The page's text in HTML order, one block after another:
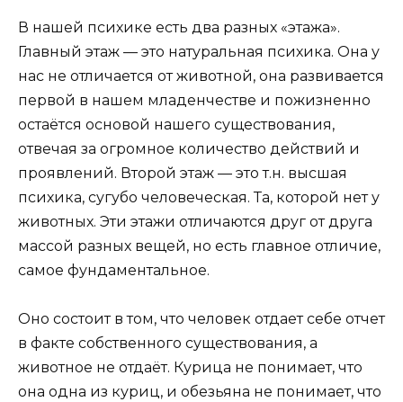
В нашей психике есть два разных «этажа».
Главный этаж — это натуральная психика. Она у
нас не отличается от животной, она развивается
первой в нашем младенчестве и пожизненно
остаётся основой нашего существования,
отвечая за огромное количество действий и
проявлений. Второй этаж — это т.н. высшая
психика, сугубо человеческая. Та, которой нет у
животных. Эти этажи отличаются друг от друга
массой разных вещей, но есть главное отличие,
самое фундаментальное.
Оно состоит в том, что человек отдает себе отчет
в факте собственного существования, а
животное не отдаёт. Курица не понимает, что
она одна из куриц, и обезьяна не понимает, что